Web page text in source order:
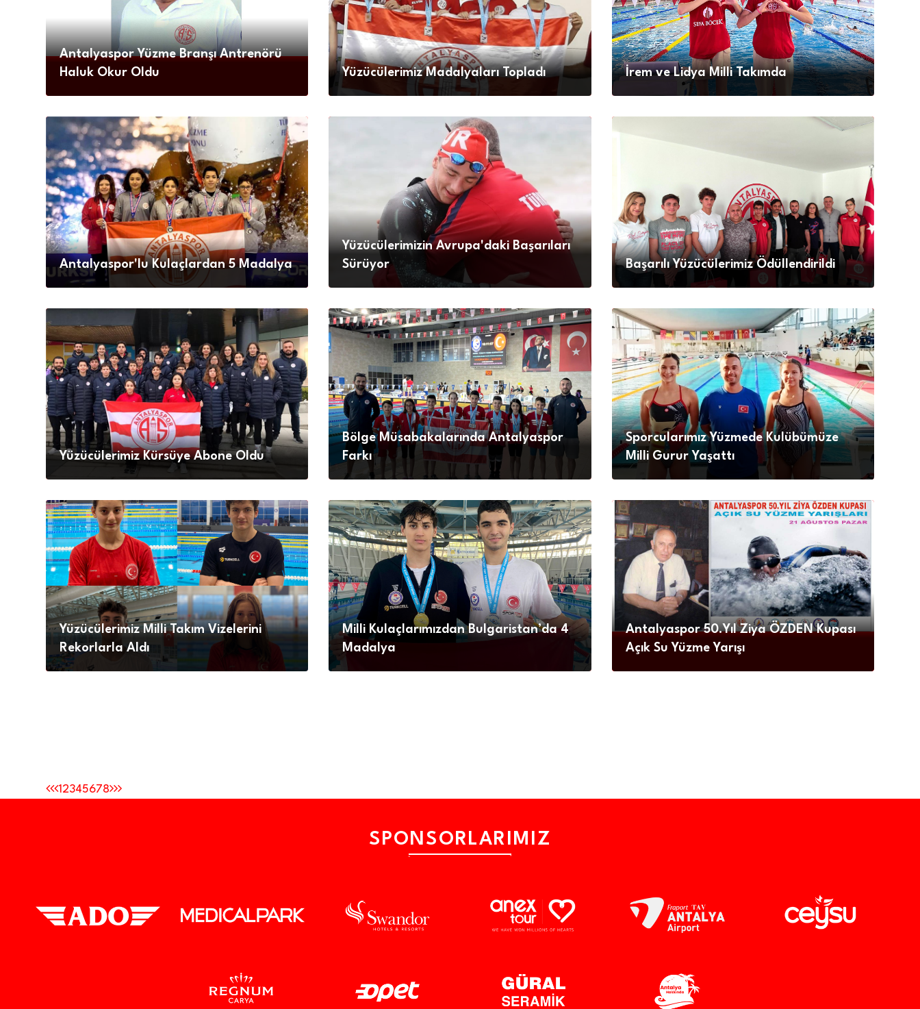
Antalyaspor Yüzme Branşı Antrenörü
Haluk Okur Oldu
Yüzücülerimiz Madalyaları Topladı İrem ve Lidya Milli Takımda
Antalyaspor'lu Kulaçlardan 5 Madalya
Yüzücülerimizin Avrupa'daki Başarıları
Sürüyor
Başarılı Yüzücülerimiz Ödüllendirildi
Yüzücülerimiz Kürsüye Abone Oldu
Bölge Müsabakalarında Antalyaspor
Farkı
Sporcularımız Yüzmede Kulübümüze
Milli Gurur Yaşattı
Yüzücülerimiz Milli Takım Vizelerini
Rekorlarla Aldı
Milli Kulaçlarımızdan Bulgaristan’da 4
Madalya
Antalyaspor 50.Yıl Ziya ÖZDEN Kupası
Açık Su Yüzme Yarışı
12345678
SPONSORLARIMIZ